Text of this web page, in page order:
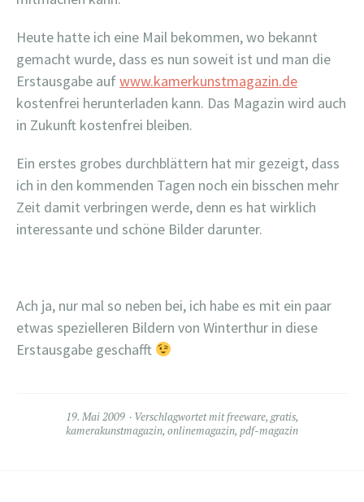
Heute hatte ich eine Mail bekommen, wo bekannt
gemacht wurde, dass es nun soweit ist und man die
Erstausgabe aufwww.kamerkunstmagazin.de
kostenfrei herunterladen kann. Das Magazin wird auch
in Zukunft kostenfrei bleiben.
Ein erstes grobes durchblättern hat mir gezeigt, dass
ich in den kommenden Tagen noch ein bisschen mehr
Zeit damit verbringen werde, denn es hat wirklich
interessante und schöne Bilder darunter.
Ach ja, nur mal so neben bei, ich habe es mit ein paar
etwas spezielleren Bildern von Winterthur in diese
Erstausgabe geschafft
19. Mai 2009 Verschlagwortet mitfreeware, gratis,
kamerakunstmagazin, onlinemagazin, pdf-magazin